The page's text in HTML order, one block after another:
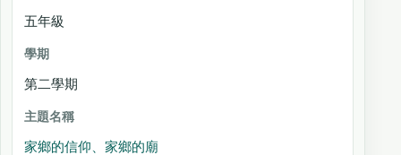
五年級
第二學期
家鄉的信仰、家鄉的廟